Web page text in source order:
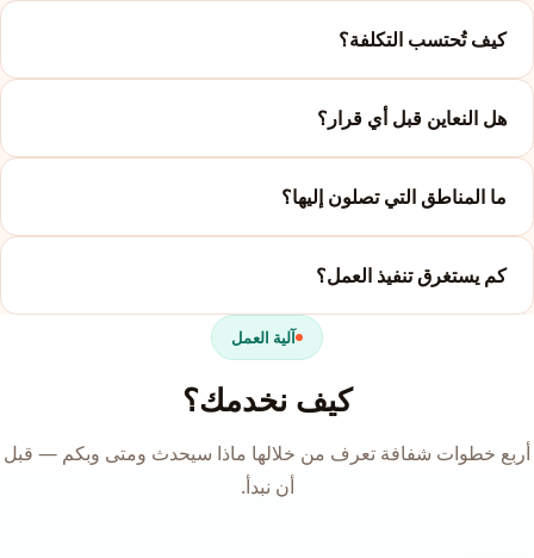
كيف تُحتسب التكلفة؟
هل النعاين قبل أي قرار؟
ما المناطق التي تصلون إليها؟
كم يستغرق تنفيذ العمل؟
آلية العمل
كيف نخدمك؟
أربع خطوات شفافة تعرف من خلالها ماذا سيحدث ومتى وبكم — قبل
أن نبدأ.